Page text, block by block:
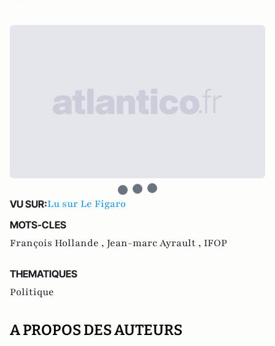
VU SUR:Lu sur Le Figaro
MOTS-CLES
François Hollande , Jean-marc Ayrault , IFOP
THEMATIQUES
Politique
A PROPOS DES AUTEURS